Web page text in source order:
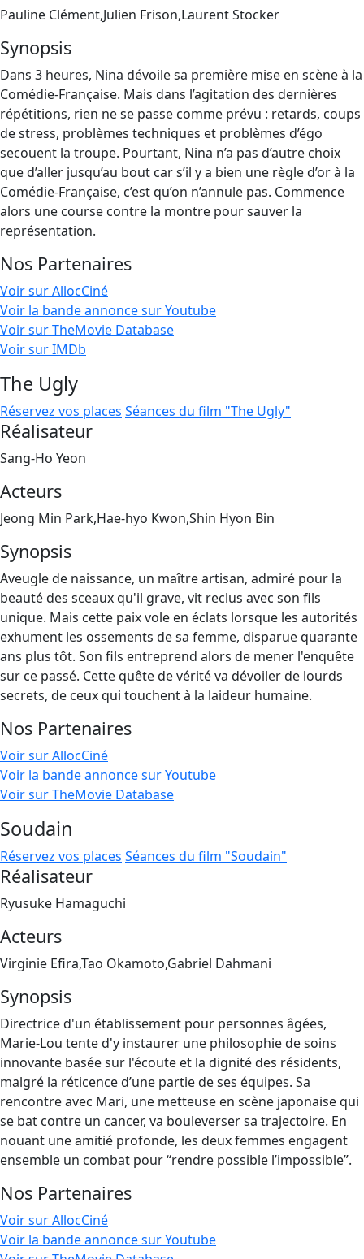
Pauline Clément,Julien Frison,Laurent Stocker
Synopsis
Dans 3 heures, Nina dévoile sa première mise en scène à la
Comédie-Française. Mais dans l’agitation des dernières
répétitions, rien ne se passe comme prévu : retards, coups
de stress, problèmes techniques et problèmes d’égo
secouent la troupe. Pourtant, Nina n’a pas d’autre choix
que d’aller jusqu’au bout car s’il y a bien une règle d’or à la
Comédie-Française, c’est qu’on n’annule pas. Commence
alors une course contre la montre pour sauver la
représentation.
Nos Partenaires
Voir sur AllocCiné
Voir la bande annonce sur Youtube
Voir sur TheMovie Database
Voir sur IMDb
The Ugly
Réservez vos places Séances du film "The Ugly"
Réalisateur
Sang-Ho Yeon
Acteurs
Jeong Min Park,Hae-hyo Kwon,Shin Hyon Bin
Synopsis
Aveugle de naissance, un maître artisan, admiré pour la
beauté des sceaux qu'il grave, vit reclus avec son fils
unique. Mais cette paix vole en éclats lorsque les autorités
exhument les ossements de sa femme, disparue quarante
ans plus tôt. Son fils entreprend alors de mener l'enquête
sur ce passé. Cette quête de vérité va dévoiler de lourds
secrets, de ceux qui touchent à la laideur humaine.
Nos Partenaires
Voir sur AllocCiné
Voir la bande annonce sur Youtube
Voir sur TheMovie Database
Soudain
Réservez vos places Séances du film "Soudain"
Réalisateur
Ryusuke Hamaguchi
Acteurs
Virginie Efira,Tao Okamoto,Gabriel Dahmani
Synopsis
Directrice d'un établissement pour personnes âgées,
Marie-Lou tente d'y instaurer une philosophie de soins
innovante basée sur l'écoute et la dignité des résidents,
malgré la réticence d’une partie de ses équipes. Sa
rencontre avec Mari, une metteuse en scène japonaise qui
se bat contre un cancer, va bouleverser sa trajectoire. En
nouant une amitié profonde, les deux femmes engagent
ensemble un combat pour “rendre possible l’impossible”.
Nos Partenaires
Voir sur AllocCiné
Voir la bande annonce sur Youtube